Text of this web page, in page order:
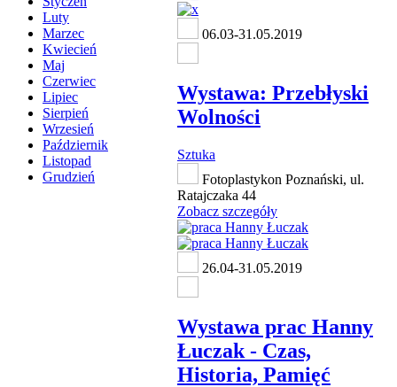
Luty
Marzec
Kwiecień
Maj
Czerwiec
Lipiec
Sierpień
Wrzesień
Październik
Listopad
Grudzień
06.03-31.05.2019
Wystawa: Przebłyski
Wolności
Sztuka
Fotoplastykon Poznański, ul.
Ratajczaka 44
Zobacz szczegóły
26.04-31.05.2019
Wystawa prac Hanny
Łuczak - Czas,
Historia, Pamięć